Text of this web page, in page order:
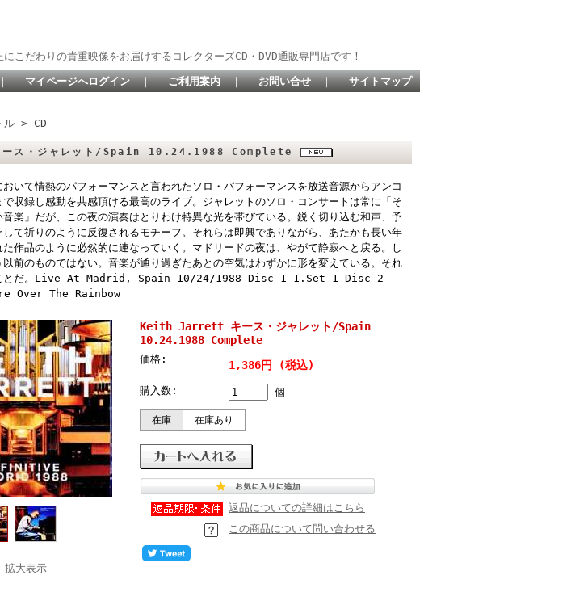
だわりの貴重映像をお届けするコレクターズCD・DVD通販専門店です！
マイページへログイン ｜ ご利用案内 ｜ お問い合せ ｜ サイトマップ
ル > CD
・ジャレット/Spain 10.24.1988 Complete
いて情熱のパフォーマンスと言われたソロ・パフォーマンスを放送音源からアンコ
収録し感動を共感頂ける最高のライブ。ジャレットのソロ・コンサートは常に「そ
楽」だが、この夜の演奏はとりわけ特異な光を帯びている。鋭く切り込む和声、予
て祈りのように反復されるモチーフ。それらは即興でありながら、あたかも長い年
た作品のように必然的に連なっていく。マドリードの夜は、やがて静寂へと戻る。し
前のものではない。音楽が通り過ぎたあとの空気はわずかに形を変えている。それ
ことだ。Live At Madrid, Spain 10/24/1988 Disc 1 1.Set 1 Disc 2
Over The Rainbow
拡大表示
Keith Jarrett キース・ジャレット/Spain
10.24.1988 Complete
価格: 1,386円 (税込)
購入数: 個
在庫 在庫あり
返品についての詳細はこちら
この商品について問い合わせる